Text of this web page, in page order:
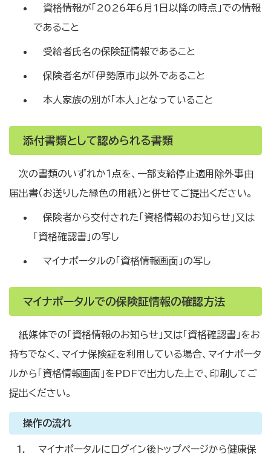
資格情報が「2026年6月1日以降の時点」での情報
であること
受給者氏名の保険証情報であること
保険者名が「伊勢原市」以外であること
本人家族の別が「本人」となっていること
添付書類として認められる書類
次の書類のいずれか１点を、一部支給停止適用除外事由
届出書（お送りした緑色の用紙）と併せてご提出ください。
保険者から交付された「資格情報のお知らせ」又は
「資格確認書」の写し
マイナポータルの「資格情報画面」の写し
マイナポータルでの保険証情報の確認方法
紙媒体での「資格情報のお知らせ」又は「資格確認書」をお
持ちでなく、マイナ保険証を利用している場合、マイナポータ
ルから「資格情報画面」をPDFで出力した上で、印刷してご
提出ください。
操作の流れ
マイナポータルにログイン後トップページから健康保